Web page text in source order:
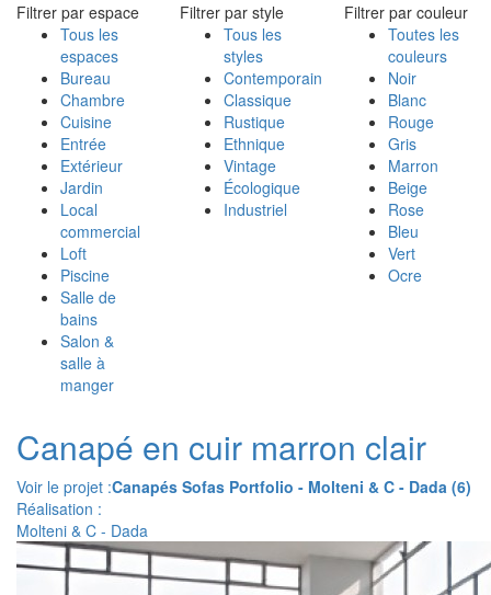
Filtrer par espace
Tous les
espaces
Bureau
Chambre
Cuisine
Entrée
Extérieur
Jardin
Local
commercial
Loft
Piscine
Salle de
bains
Salon &
salle à
manger
Filtrer par style
Tous les
styles
Contemporain
Classique
Rustique
Ethnique
Vintage
Écologique
Industriel
Filtrer par couleur
Toutes les
couleurs
Noir
Blanc
Rouge
Gris
Marron
Beige
Rose
Bleu
Vert
Ocre
Canapé en cuir marron clair
Voir le projet :Canapés Sofas Portfolio - Molteni & C - Dada (6)
Réalisation :
Molteni & C - Dada